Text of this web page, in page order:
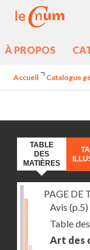
À PROPOS
Accueil Catalogue
TABLE
DES
MATIÈRES
PAGE DE
Avis (p.5)
Table
Art des